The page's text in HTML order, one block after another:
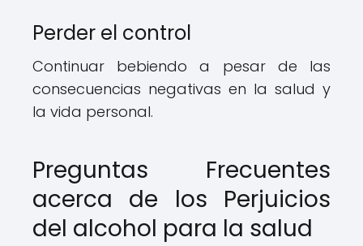
Perder el control
Continuar bebiendo a pesar de las
consecuencias negativas en la salud y
la vida personal.
Preguntas Frecuentes
acerca de los Perjuicios
del alcohol para la salud